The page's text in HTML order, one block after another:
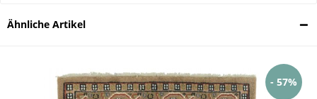
Ähnliche Artikel
- 57%